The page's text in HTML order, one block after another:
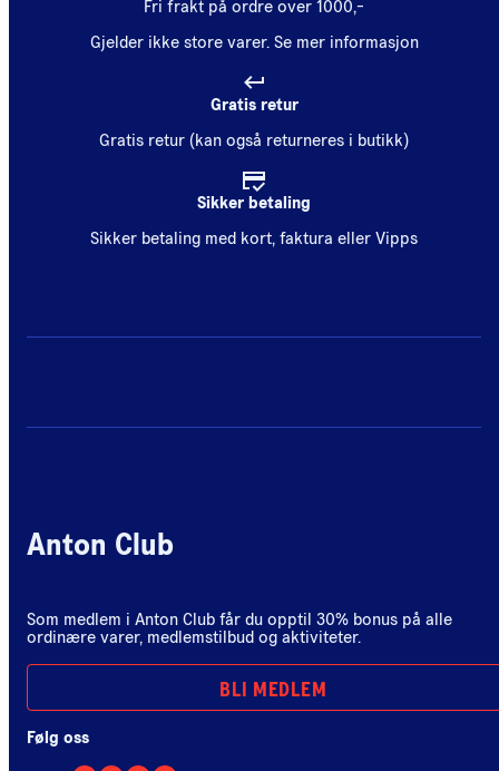
Fri frakt på ordre over 1000,-
Gjelder ikke store varer. Se mer informasjon
Gratis retur
Gratis retur (kan også returneres i butikk)
Sikker betaling
Sikker betaling med kort, faktura eller Vipps
Anton Club
Som medlem i Anton Club får du opptil 30% bonus på alle
ordinære varer, medlemstilbud og aktiviteter.
BLI MEDLEM
Følg oss